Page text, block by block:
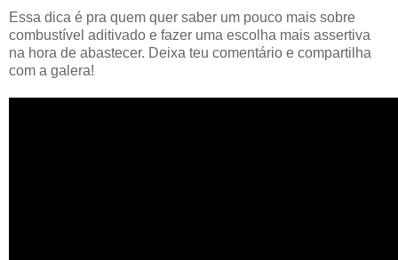
Essa dica é pra quem quer saber um pouco mais sobre
combustível aditivado e fazer uma escolha mais assertiva
na hora de abastecer. Deixa teu comentário e compartilha
com a galera!